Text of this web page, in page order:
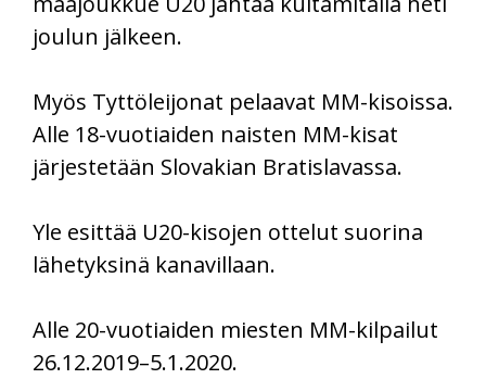
joulun jälkeen.
Myös Tyttöleijonat pelaavat MM-kisoissa.
Alle 18-vuotiaiden naisten MM-kisat
järjestetään Slovakian Bratislavassa.
Yle esittää U20-kisojen ottelut suorina
lähetyksinä kanavillaan.
Alle 20-vuotiaiden miesten MM-kilpailut
26.12.2019–5.1.2020.